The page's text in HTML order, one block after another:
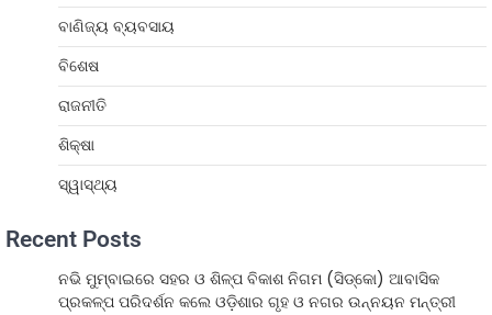
ବାଣିଜ୍ୟ ବ୍ୟବସାୟ
ବିଶେଷ
ରାଜନୀତି
ଶିକ୍ଷା
ସ୍ୱାସ୍ଥ୍ୟ
Recent Posts
ନଭି ମୁମ୍ବାଇରେ ସହର ଓ ଶିଳ୍ପ ବିକାଶ ନିଗମ (ସିଡ୍‌କୋ) ଆବାସିକ
ପ୍ରକଳ୍ପ ପରିଦର୍ଶନ କଲେ ଓଡ଼ିଶାର ଗୃହ ଓ ନଗର ଉନ୍ନୟନ ମନ୍ତ୍ରୀ